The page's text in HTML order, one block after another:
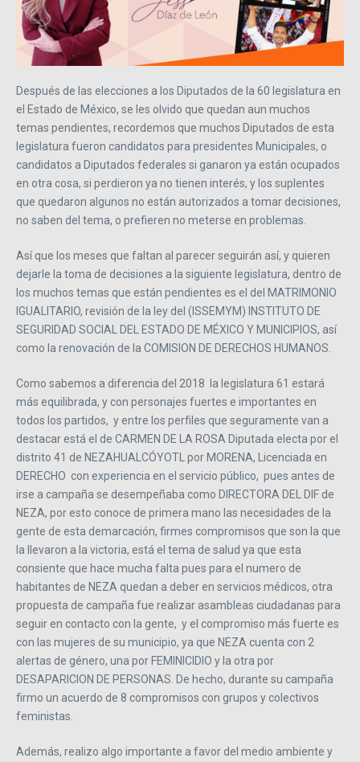
Después de las elecciones a los Diputados de la 60 legislatura en
el Estado de México, se les olvido que quedan aun muchos
temas pendientes, recordemos que muchos Diputados de esta
legislatura fueron candidatos para presidentes Municipales, o
candidatos a Diputados federales si ganaron ya están ocupados
en otra cosa, si perdieron ya no tienen interés, y los suplentes
que quedaron algunos no están autorizados a tomar decisiones,
no saben del tema, o prefieren no meterse en problemas.
Así que los meses que faltan al parecer seguirán así, y quieren
dejarle la toma de decisiones a la siguiente legislatura, dentro de
los muchos temas que están pendientes es el del MATRIMONIO
IGUALITARIO, revisión de la ley del (ISSEMYM) INSTITUTO DE
SEGURIDAD SOCIAL DEL ESTADO DE MÉXICO Y MUNICIPIOS, así
como la renovación de la COMISION DE DERECHOS HUMANOS.
Como sabemos a diferencia del 2018 la legislatura 61 estará
más equilibrada, y con personajes fuertes e importantes en
todos los partidos, y entre los perfiles que seguramente van a
destacar está el de CARMEN DE LA ROSA Diputada electa por el
distrito 41 de NEZAHUALCÓYOTL por MORENA, Licenciada en
DERECHO con experiencia en el servicio público, pues antes de
irse a campaña se desempeñaba como DIRECTORA DEL DIF de
NEZA, por esto conoce de primera mano las necesidades de la
gente de esta demarcación, firmes compromisos que son la que
la llevaron a la victoria, está el tema de salud ya que esta
consiente que hace mucha falta pues para el numero de
habitantes de NEZA quedan a deber en servicios médicos, otra
propuesta de campaña fue realizar asambleas ciudadanas para
seguir en contacto con la gente, y el compromiso más fuerte es
con las mujeres de su municipio, ya que NEZA cuenta con 2
alertas de género, una por FEMINICIDIO y la otra por
DESAPARICION DE PERSONAS. De hecho, durante su campaña
firmo un acuerdo de 8 compromisos con grupos y colectivos
feministas.
Además, realizo algo importante a favor del medio ambiente y